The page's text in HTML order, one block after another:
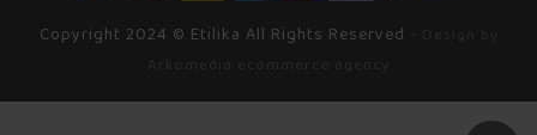
Copyright 2024 © Etilika All Rights Reserved